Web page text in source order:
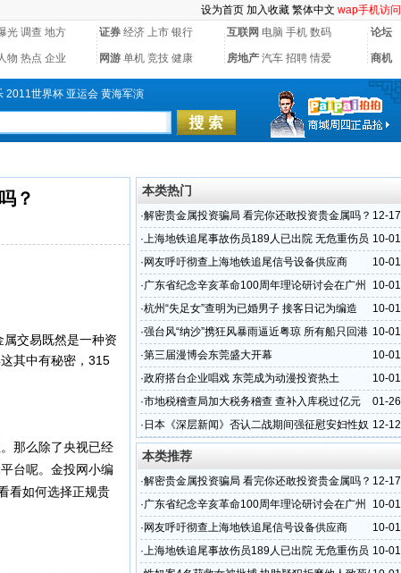
设为首页 加入收藏 繁体中文 wap手机访问
光 调查 地方 证券 经济 上市 银行 互联网 电脑 手机 数码 论坛
物 热点 企业 网游 单机 竞技 健康 房地产 汽车 招聘 情爱 商机
2011世界杯 亚运会 黄海军演
？
交易既然是一种资
其中有秘密，315
那么除了央视已经
台呢。金投网小编
看如何选择正规贵
本类热门
12-17
·解密贵金属投资骗局 看完你还敢投资贵金属吗？
10-01
·上海地铁追尾事故伤员189人已出院 无危重伤员
10-01
· 网友呼吁彻查上海地铁追尾信号设备供应商
10-01
·广东省纪念辛亥革命100周年理论研讨会在广州
召开
10-01
·杭州“失足女”查明为已婚男子 接客日记为编造
10-01
·强台风“纳沙”携狂风暴雨逼近粤琼 所有船只回港
避风
10-01
·第三届漫博会东莞盛大开幕
10-01
·政府搭台企业唱戏 东莞成为动漫投资热土
01-26
·市地税稽查局加大税务稽查 查补入库税过亿元
12-12
· 日本《深层新闻》否认二战期间强征慰安妇性奴
历史
本类推荐
12-17
·解密贵金属投资骗局 看完你还敢投资贵金属吗？
10-01
·广东省纪念辛亥革命100周年理论研讨会在广州
召开
10-01
· 网友呼吁彻查上海地铁追尾信号设备供应商
10-01
·上海地铁追尾事故伤员189人已出院 无危重伤员